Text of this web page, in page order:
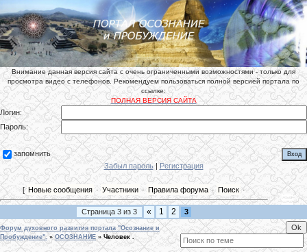
Внимание данная версия сайта с очень ограниченными возможностями - только для
просмотра видео с телефонов. Рекомендуем пользоваться полной версией портала по
ссылке:
ПОЛНАЯ ВЕРСИЯ САЙТА
Логин:
Пароль:
запомнить
Забыл пароль| Регистрация
[ Новые сообщения · Участники · Правила форума · Поиск·
Страница 3 из 3 « 1 2 3
Форум духовного развития портала "Осознание и
Пробуждение". » ОСОЗНАНИЕ » Человек .